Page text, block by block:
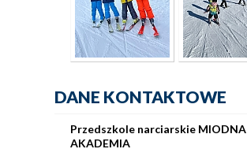
DANE KONTAKTOWE
Przedszkole narciarskie MIODNA
AKADEMIA